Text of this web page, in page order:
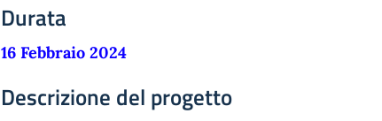
Durata
16 Febbraio 2024
Descrizione del progetto